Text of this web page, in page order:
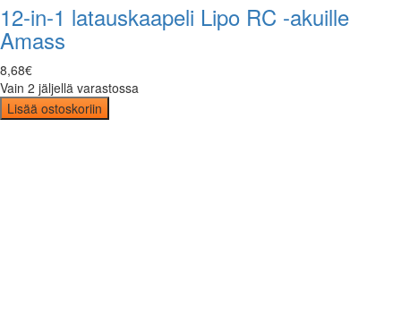
12-in-1 latauskaapeli Lipo RC -akuille
Amass
8,68€
Vain 2 jäljellä varastossa
Lisää ostoskoriin